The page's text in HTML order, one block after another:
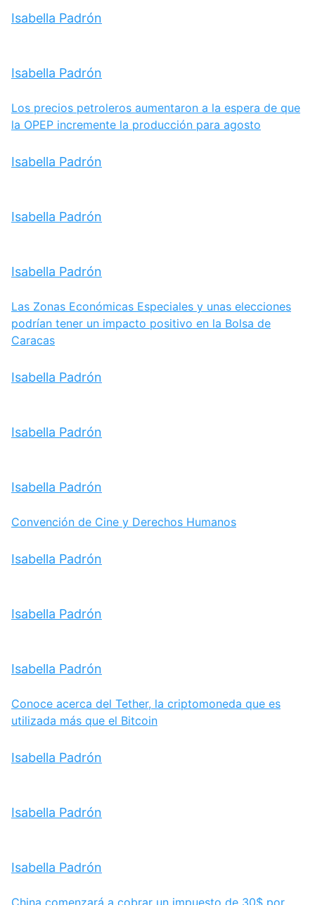
Isabella Padrón
Isabella Padrón
Los precios petroleros aumentaron a la espera de que
la OPEP incremente la producción para agosto
Isabella Padrón
Isabella Padrón
Isabella Padrón
Las Zonas Económicas Especiales y unas elecciones
podrían tener un impacto positivo en la Bolsa de
Caracas
Isabella Padrón
Isabella Padrón
Isabella Padrón
Convención de Cine y Derechos Humanos
Isabella Padrón
Isabella Padrón
Isabella Padrón
Conoce acerca del Tether, la criptomoneda que es
utilizada más que el Bitcoin
Isabella Padrón
Isabella Padrón
Isabella Padrón